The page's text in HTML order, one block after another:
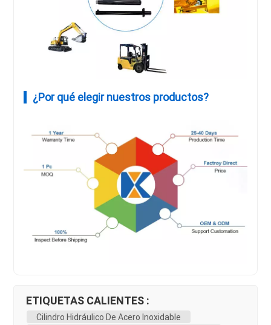
¿Por qué elegir nuestros productos?
ETIQUETAS CALIENTES :
Cilindro Hidráulico De Acero Inoxidable